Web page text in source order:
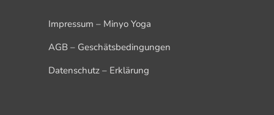
Impressum – Minyo Yoga
AGB – Geschätsbedingungen
Datenschutz – Erklärung